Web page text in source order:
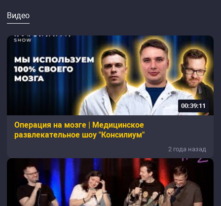
Видео
00:39:11
Операция на мозге | Медицинское
развлекательное шоу "Консилиум"
2 года назад